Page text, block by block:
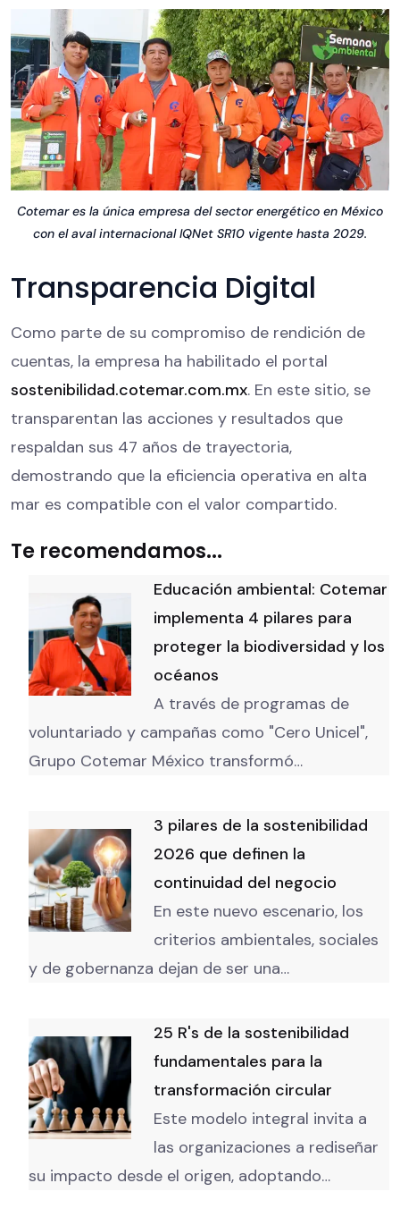
Cotemar es la única empresa del sector energético en México
con el aval internacional IQNet SR10 vigente hasta 2029.
Transparencia Digital
Como parte de su compromiso de rendición de
cuentas, la empresa ha habilitado el portal
sostenibilidad.cotemar.com.mx. En este sitio, se
transparentan las acciones y resultados que
respaldan sus 47 años de trayectoria,
demostrando que la eficiencia operativa en alta
mar es compatible con el valor compartido.
Te recomendamos...
Educación ambiental: Cotemar
implementa 4 pilares para
proteger la biodiversidad y los
océanos
A través de programas de
voluntariado y campañas como "Cero Unicel",
Grupo Cotemar México transformó…
3 pilares de la sostenibilidad
2026 que definen la
continuidad del negocio
En este nuevo escenario, los
criterios ambientales, sociales
y de gobernanza dejan de ser una…
25 R's de la sostenibilidad
fundamentales para la
transformación circular
Este modelo integral invita a
las organizaciones a rediseñar
su impacto desde el origen, adoptando…